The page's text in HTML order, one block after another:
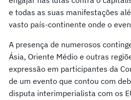
e todas as suas manifestações
vasto país-continente onde o
A presença de numerosos
Ásia, Oriente Médio e outras
expressão em participantes da
de um evento que contou com
disputa interimperialista com os